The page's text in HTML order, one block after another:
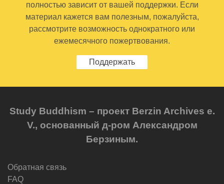
полностью зависит от вашей поддержки. Если
материал кажется вам полезным, пожалуйста,
рассмотрите возможность однократного или
ежемесячного пожертвования.
Поддержать
Study Buddhism – проект Berzin Archives e.
V., основанный д-ром Александром
Берзиным.
Обратная связь
FAQ